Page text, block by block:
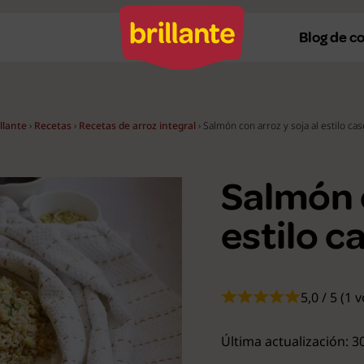
Recetas con Thermomix
Recetas en microondas
Recetas vegetarianas
Recetas veganas
Ver todas
Blog de
› Recetas › Recetas de arroz integral › Salmón con arroz y soja al estilo
Salmón
estilo
5,0 / 5 (1
Última actualización: